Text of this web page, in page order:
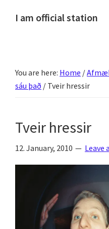
I am official station
fréttir
af
annað
skemmtilegt
:)
You are here: Home /
sáu það / Tveir hressir
Tveir hressir
12. January, 2010 Leave